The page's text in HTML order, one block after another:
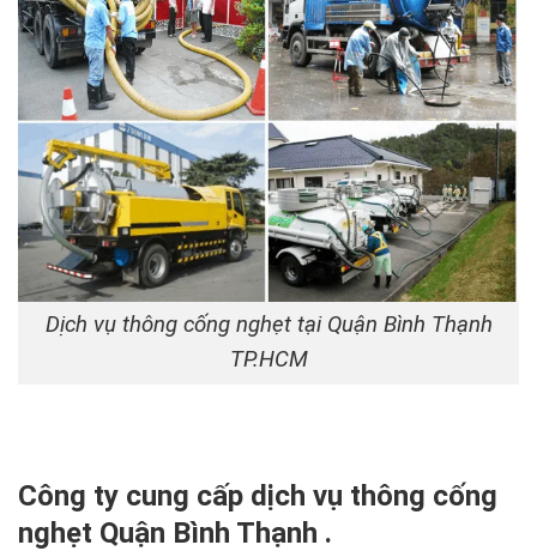
Dịch vụ thông cống nghẹt tại Quận Bình Thạnh
TP.HCM
Công ty cung cấp dịch vụ thông cống
nghẹt Quận Bình Thạnh .